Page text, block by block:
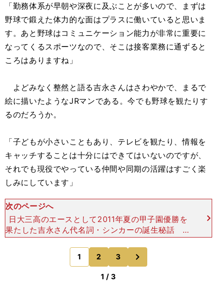
「勤務体系が早朝や深夜に及ぶことが多いので、まずは
野球で鍛えた体力的な面はプラスに働いていると思いま
す。あと野球はコミュニケーション能力が非常に重要に
なってくるスポーツなので、そこは接客業務に通ずると
ころはありますね」
よどみなく整然と語る吉永さんはさわやかで、まるで
絵に描いたようなJRマンである。今でも野球を観たりす
るのだろうか。
「子どもが小さいこともあり、テレビを観たり、情報を
キャッチすることは十分にはできてはいないのですが、
それでも現役でやっている仲間や同期の活躍はすごく楽
しみにしています」
次のページへ
日大三高のエースとして2011年夏の甲子園優勝を
果たした吉永さん代名詞・シンカーの誕生秘話 東
京都日野市出身、野球を始めたのは小学４年の時。
両親は実業団でバドミントンをプレーしていたスポ
ーツ一家。
1 2 3
のページへ
1 / 3